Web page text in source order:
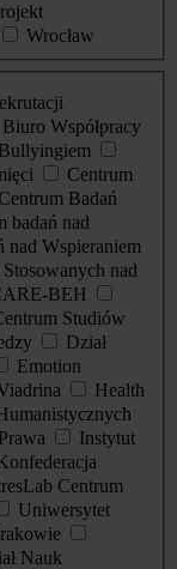
Wrocław
Biuro Współpracy
Centrum
Centrum Badań
badań nad
nad Wspieraniem
nad
BEH
Studiów
Dział
Emotion
Health
Instytut
Centrum
Uniwersytet
Nauk